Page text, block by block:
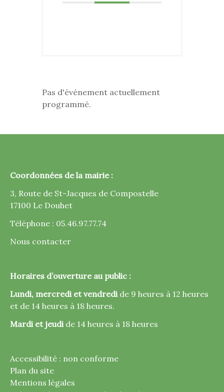
Pas d'événement actuellement
programmé.
Coordonnées de la mairie :
3, Route de St-Jacques de Compostelle
17100 Le Douhet
Téléphone : 05.46.97.77.74
Nous contacter
Horaires d’ouverture au public :
Lundi, mercredi et vendredide 9 heures à 12 heures
et de 14 heures à 18 heures.
Mardi et jeudide 14 heures à 18 heures
Accessibilité : non conforme
Plan du site
Mentions légales